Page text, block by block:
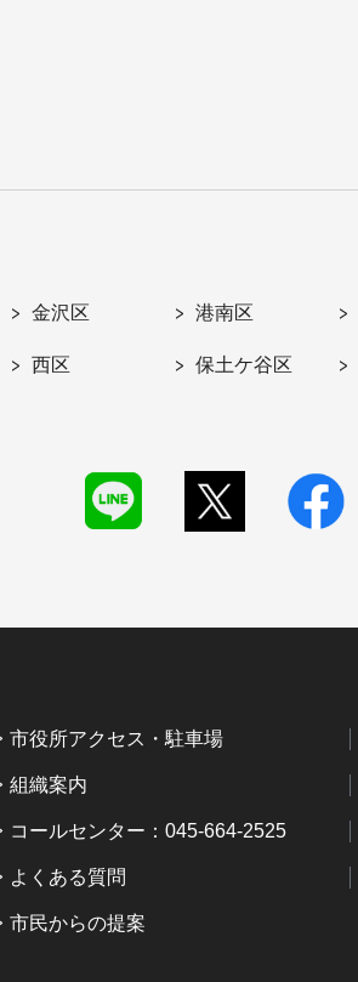
金沢区 港南区
西区 保土ケ谷区
市役所アクセス・駐車場
組織案内
コールセンター：045-664-2525
よくある質問
市民からの提案